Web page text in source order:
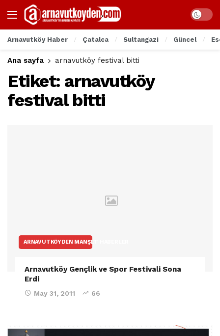
Arnavutköy Haber Çatalca Sultangazi Güncel
Ana sayfa arnavutköy festival bitti
Etiket: arnavutköy
festival bitti
ARNAVUTKÖYDEN MANŞET HABERLER
Arnavutköy Gençlik ve Spor Festivali Sona
Erdi
May 31, 2011 66